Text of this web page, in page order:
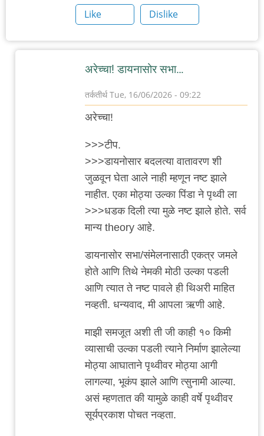
Like
Dislike
अरेच्चा! डायनासोर सभा…
तर्कतीर्थTue, 16/06/2026 - 09:22
In
to
समजावे
म्हणून
अजून
एकदा
by
अरेच्चा!
>>>टीप.
>>>डायनोसार बदलत्या वातावरण शी
जुळवून घेता आले नाही म्हणून नष्ट झाले
नाहीत. एका मोठ्या उल्का पिंडा ने पृथ्वी ला
>>>धडक दिली त्या मुळे नष्ट झाले होते. सर्व
मान्य theory आहे.
डायनासोर सभा/संमेलनासाठी एकत्र जमले
होते आणि तिथे नेमकी मोठी उल्का पडली
आणि त्यात ते नष्ट पावले ही थिअरी माहित
नव्हती. धन्यवाद, मी आपला ऋणी आहे.
माझी समजूत अशी ती जी काही १० किमी
व्यासाची उल्का पडली त्याने निर्माण झालेल्या
मोठ्या आघाताने पृथ्वीवर मोठ्या आगी
लागल्या, भूकंप झाले आणि त्सुनामी आल्या.
असं म्हणतात की यामुळे काही वर्षे पृथ्वीवर
सूर्यप्रकाश पोचत नव्हता.